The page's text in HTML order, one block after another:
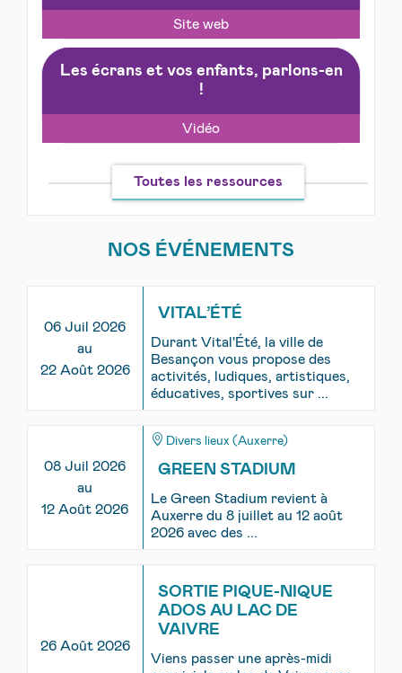
Site web
Les écrans et vos enfants, parlons-en
!
Vidéo
Toutes les ressources
NOS ÉVÉNEMENTS
06 Juil 2026
au
22 Août 2026
VITAL’ÉTÉ
Durant Vital'Été, la ville de
Besançon vous propose des
activités, ludiques, artistiques,
éducatives, sportives sur ...
08 Juil 2026
au
12 Août 2026
Divers lieux (Auxerre)
GREEN STADIUM
Le Green Stadium revient à
Auxerre du 8 juillet au 12 août
2026 avec des ...
26 Août 2026
SORTIE PIQUE-NIQUE
ADOS AU LAC DE
VAIVRE
Viens passer une après-midi